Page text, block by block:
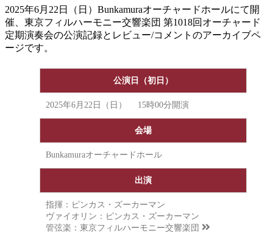
2025年6月22日（日）Bunkamuraオーチャードホールにて開
催、東京フィルハーモニー交響楽団 第1018回オーチャード
定期演奏会の公演記録とレビュー/コメントのアーカイブペ
ージです。
公演日（初日）
2025年6月22日（日） 15時00分開演
会場
Bunkamuraオーチャードホール
出演
指揮：ピンカス・ズーカーマン
ヴァイオリン：ピンカス・ズーカーマン
管弦楽： 東京フィルハーモニー交響楽団